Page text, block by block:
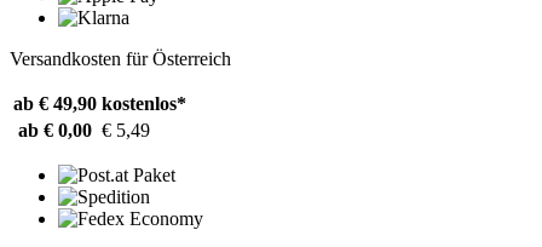
Versandkosten für Österreich
ab € 49,90 kostenlos*
ab € 0,00 € 5,49